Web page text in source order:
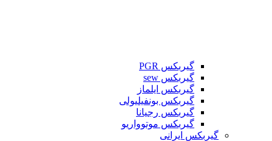
گیربکس PGR
گیربکس sew
گیربکس ایلماز
گیربکس بونفیلیولی
گیربکس رجیانا
گیربکس موتوواریو
گیربکس ایرانی